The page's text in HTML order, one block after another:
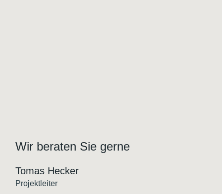
Wir beraten Sie gerne
Tomas Hecker
Projektleiter